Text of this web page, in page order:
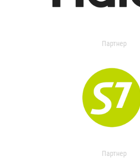
Партнер
Партнер